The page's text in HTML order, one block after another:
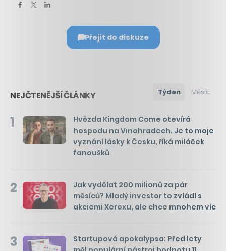
Přejít do diskuze
NEJČTENĚJŠÍ ČLÁNKY Týden Měsíc
1
Hvězda Kingdom Come otevírá
hospodu na Vinohradech. Je to moje
vyznání lásky k Česku, říká miláček
fanoušků
2
Jak vydělat 200 milionů za pár
měsíců? Mladý investor to zvládl s
akciemi Xeroxu, ale chce mnohem víc
3
Startupová apokalypsa: Před lety